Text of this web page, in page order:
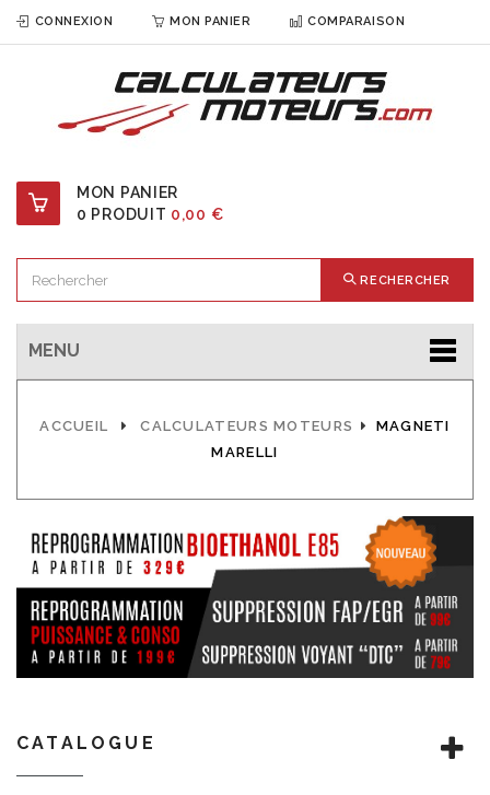
CONNEXION MON PANIER COMPARAISON
MON PANIER
0 PRODUIT 0,00 €
RECHERCHER
MENU
ACCUEIL CALCULATEURS MOTEURS
MAGNETI
MARELLI
CATALOGUE